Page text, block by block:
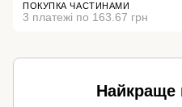
ПОКУПКА ЧАСТИНАМИ
3 платежі по 163.67 грн
Найкраще